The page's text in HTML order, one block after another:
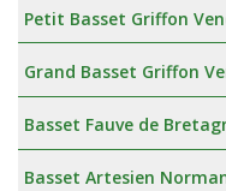
Petit Basset Griffon
Grand Basset Griffon
Basset Fauve de
Basset Artesien